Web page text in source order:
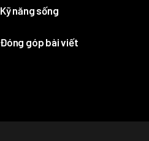
Kỹ năng sống
Đóng góp bài viết